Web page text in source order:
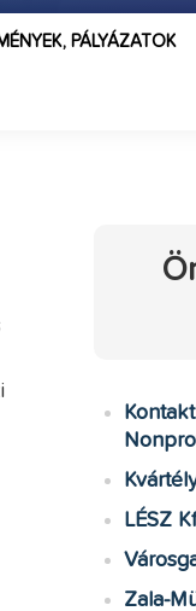
PÁLYÁZATOK
LÉSZ
Zala-